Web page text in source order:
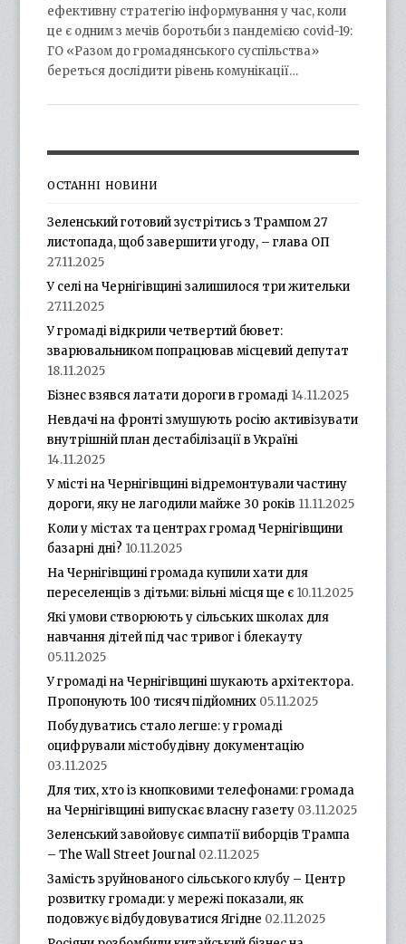
ефективну стратегію інформування у час, коли
це є одним з мечів боротьби з пандемією covid-19:
ГО «Разом до громадянського суспільства»
береться дослідити рівень комунікації…
ОСТАННІ НОВИНИ
Зеленський готовий зустрітись з Трампом 27
листопада, щоб завершити угоду, – глава ОП
27.11.2025
У селі на Чернігівщині залишилося три жительки
27.11.2025
У громаді відкрили четвертий бювет:
зварювальником попрацював місцевий депутат
18.11.2025
Бізнес взявся латати дороги в громаді 14.11.2025
Невдачі на фронті змушують росію активізувати
внутрішній план дестабілізації в Україні
14.11.2025
У місті на Чернігівщині відремонтували частину
дороги, яку не лагодили майже 30 років 11.11.2025
Коли у містах та центрах громад Чернігівщини
базарні дні? 10.11.2025
На Чернігівщині громада купили хати для
переселенців з дітьми: вільні місця ще є 10.11.2025
Які умови створюють у сільських школах для
навчання дітей під час тривог і блекауту
05.11.2025
У громаді на Чернігівщині шукають архітектора.
Пропонують 100 тисяч підйомних 05.11.2025
Побудуватись стало легше: у громаді
оцифрували містобудівну документацію
03.11.2025
Для тих, хто із кнопковими телефонами: громада
на Чернігівщині випускає власну газету 03.11.2025
Зеленський завойовує симпатії виборців Трампа
– The Wall Street Journal 02.11.2025
Замість зруйнованого сільського клубу – Центр
розвитку громади: у мережі показали, як
подовжує відбудовуватися Ягідне 02.11.2025